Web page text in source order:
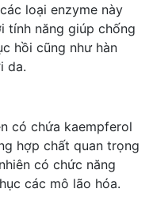
loại enzyme này
tính năng giúp chống
hồi cũng như hàn
da.
có chứa kaempferol
hợp chất quan trọng
có chức năng
các mô lão hóa.